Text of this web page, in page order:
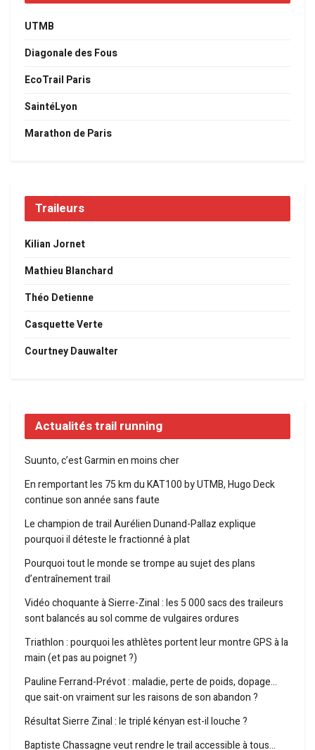
UTMB
Diagonale des Fous
EcoTrail Paris
SaintéLyon
Marathon de Paris
Traileurs
Kilian Jornet
Mathieu Blanchard
Théo Detienne
Casquette Verte
Courtney Dauwalter
Actualités trail running
Suunto, c’est Garmin en moins cher
En remportant les 75 km du KAT100 by UTMB, Hugo Deck
continue son année sans faute
Le champion de trail Aurélien Dunand-Pallaz explique
pourquoi il déteste le fractionné à plat
Pourquoi tout le monde se trompe au sujet des plans
d’entraînement trail
Vidéo choquante à Sierre-Zinal : les 5 000 sacs des traileurs
sont balancés au sol comme de vulgaires ordures
Triathlon : pourquoi les athlètes portent leur montre GPS à la
main (et pas au poignet ?)
Pauline Ferrand-Prévot : maladie, perte de poids, dopage…
que sait-on vraiment sur les raisons de son abandon ?
Résultat Sierre Zinal : le triplé kényan est-il louche ?
Baptiste Chassagne veut rendre le trail accessible à tous…